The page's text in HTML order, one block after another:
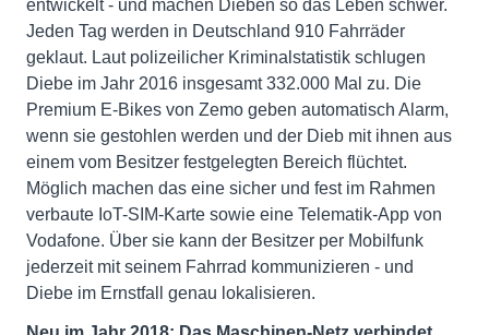
entwickelt - und machen Dieben so das Leben schwer.
Jeden Tag werden in Deutschland 910 Fahrräder
geklaut. Laut polizeilicher Kriminalstatistik schlugen
Diebe im Jahr 2016 insgesamt 332.000 Mal zu. Die
Premium E-Bikes von Zemo geben automatisch Alarm,
wenn sie gestohlen werden und der Dieb mit ihnen aus
einem vom Besitzer festgelegten Bereich flüchtet.
Möglich machen das eine sicher und fest im Rahmen
verbaute IoT-SIM-Karte sowie eine Telematik-App von
Vodafone. Über sie kann der Besitzer per Mobilfunk
jederzeit mit seinem Fahrrad kommunizieren - und
Diebe im Ernstfall genau lokalisieren.